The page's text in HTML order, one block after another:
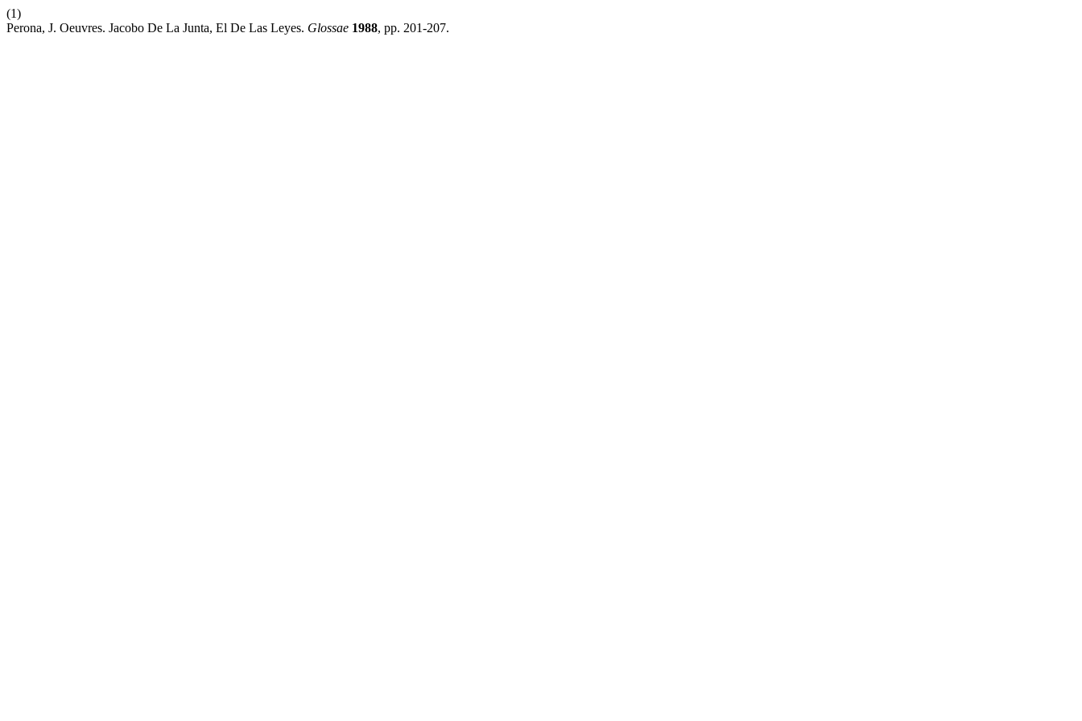
(1)
Perona, J. Oeuvres. Jacobo De La Junta, El De Las Leyes. Glossae 1988, pp. 201-207.